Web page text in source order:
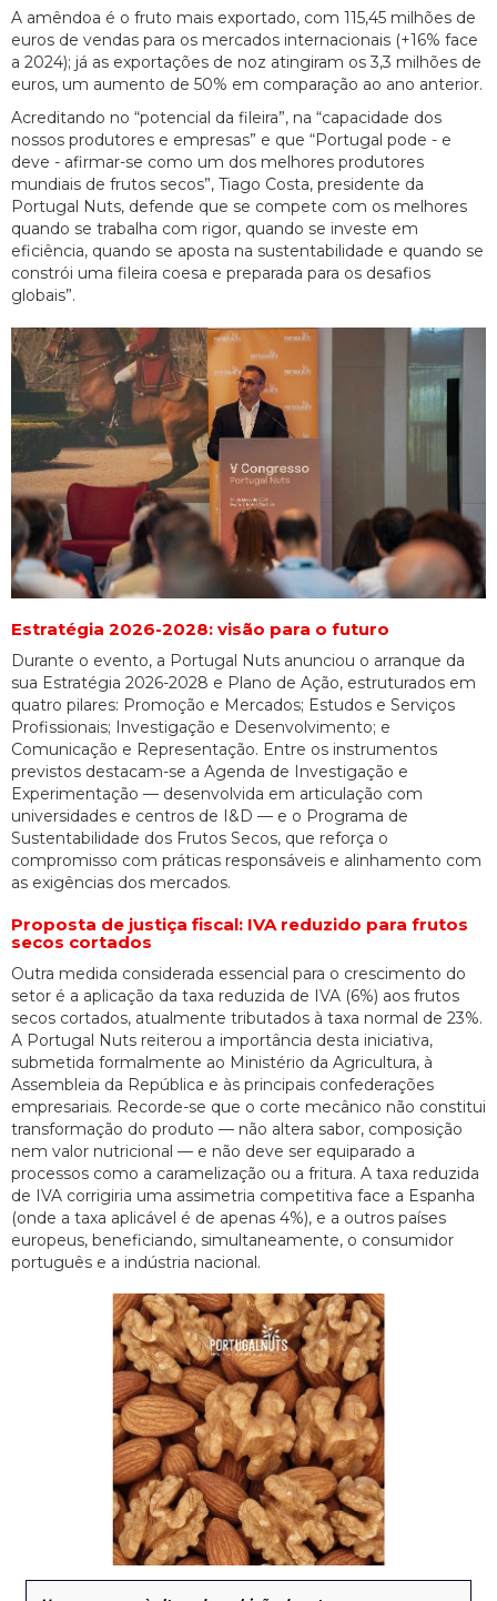
A amêndoa é o fruto mais exportado, com 115,45 milhões de
euros de vendas para os mercados internacionais (+16% face
a 2024); já as exportações de noz atingiram os 3,3 milhões de
euros, um aumento de 50% em comparação ao ano anterior.
Acreditando no “potencial da fileira”, na “capacidade dos
nossos produtores e empresas” e que “Portugal pode - e
deve - afirmar-se como um dos melhores produtores
mundiais de frutos secos”, Tiago Costa, presidente da
Portugal Nuts, defende que se compete com os melhores
quando se trabalha com rigor, quando se investe em
eficiência, quando se aposta na sustentabilidade e quando se
constrói uma fileira coesa e preparada para os desafios
globais”.
Estratégia 2026-2028: visão para o futuro
Durante o evento, a Portugal Nuts anunciou o arranque da
sua Estratégia 2026-2028 e Plano de Ação, estruturados em
quatro pilares: Promoção e Mercados; Estudos e Serviços
Profissionais; Investigação e Desenvolvimento; e
Comunicação e Representação. Entre os instrumentos
previstos destacam-se a Agenda de Investigação e
Experimentação — desenvolvida em articulação com
universidades e centros de I&D — e o Programa de
Sustentabilidade dos Frutos Secos, que reforça o
compromisso com práticas responsáveis e alinhamento com
as exigências dos mercados.
Proposta de justiça fiscal: IVA reduzido para frutos
secos cortados
Outra medida considerada essencial para o crescimento do
setor é a aplicação da taxa reduzida de IVA (6%) aos frutos
secos cortados, atualmente tributados à taxa normal de 23%.
A Portugal Nuts reiterou a importância desta iniciativa,
submetida formalmente ao Ministério da Agricultura, à
Assembleia da República e às principais confederações
empresariais. Recorde-se que o corte mecânico não constitui
transformação do produto — não altera sabor, composição
nem valor nutricional — e não deve ser equiparado a
processos como a caramelização ou a fritura. A taxa reduzida
de IVA corrigiria uma assimetria competitiva face a Espanha
(onde a taxa aplicável é de apenas 4%), e a outros países
europeus, beneficiando, simultaneamente, o consumidor
português e a indústria nacional.